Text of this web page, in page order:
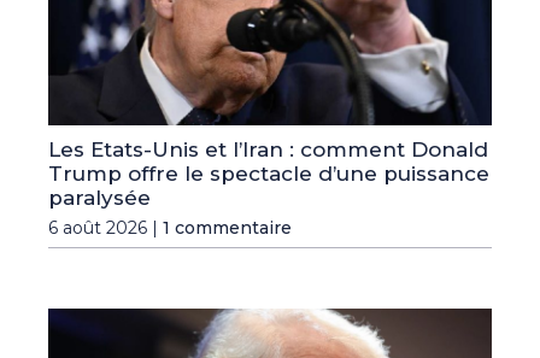
Les Etats-Unis et l’Iran : comment Donald
Trump offre le spectacle d’une puissance
paralysée
6 août 2026 | 1 commentaire